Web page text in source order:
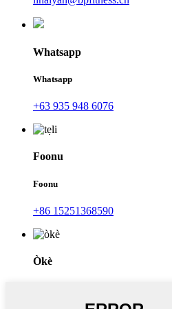
Whatsapp
Whatsapp
+63 935 948 6076
Foonu
Foonu
+86 15251368590
Òkè